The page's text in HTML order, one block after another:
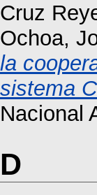
Cruz
Ochoa,
la
sistema
Nacional
D